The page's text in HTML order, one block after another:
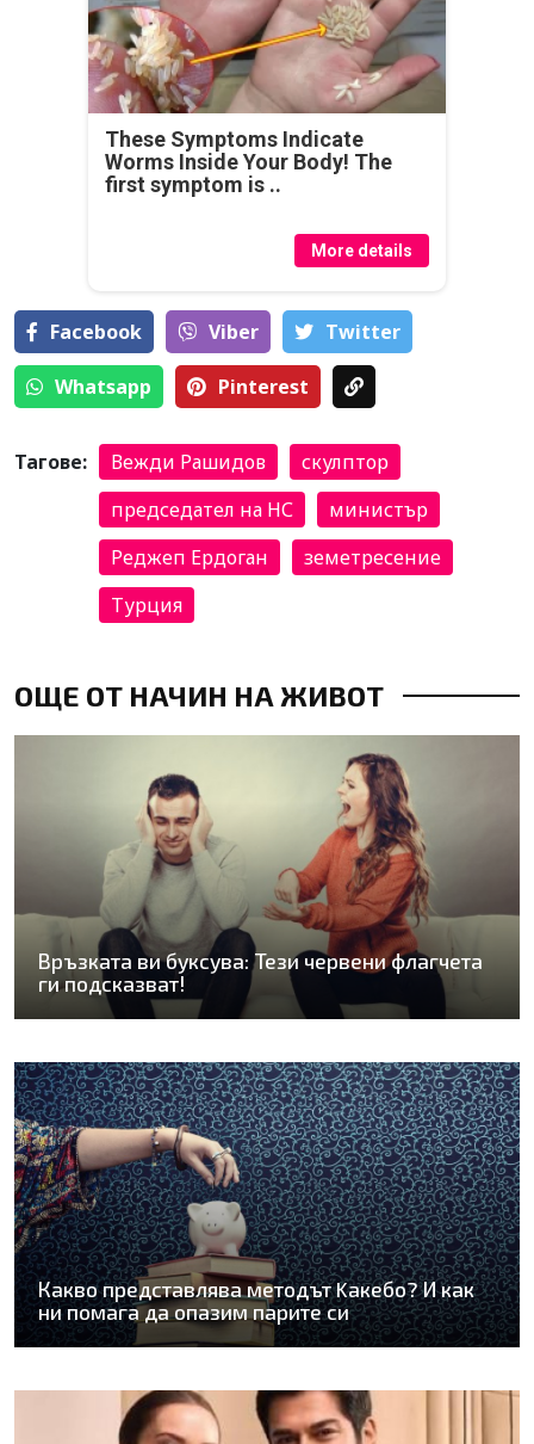
These Symptoms Indicate
Worms Inside Your Body! The
first symptom is ..
More details
Facebook Viber Тwitter
Whatsapp Pinterest
Тагове: Вежди Рашидов
скулптор
председател на НС
министър
Реджеп Ердоган
земетресение
Турция
ОЩЕ ОТ НАЧИН НА ЖИВОТ
Връзката ви буксува: Тези червени флагчета
ги подсказват!
Какво представлява методът Kaкебо? И как
ни помага да опазим парите си